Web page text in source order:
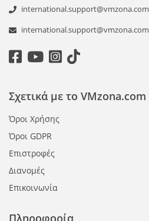
international.support@vmzona.com
international.support@vmzona.com
Πληροφορία
Σχετικά με το VMzona.com
Όροι Χρήσης
Όροι GDPR
Επιστροφές
Διανομές
Επικοινωνία